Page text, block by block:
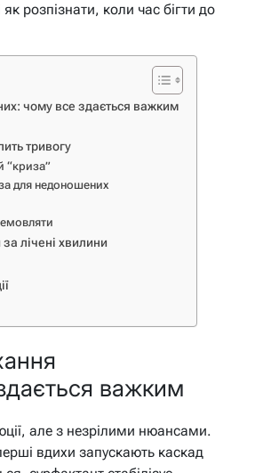
розпізнати, коли час бігти до
чому все здається важким
тривогу
“криза”
для недоношених
лічені хвилини
важким
але з незрілими нюансами.
вдихи запускають каскад